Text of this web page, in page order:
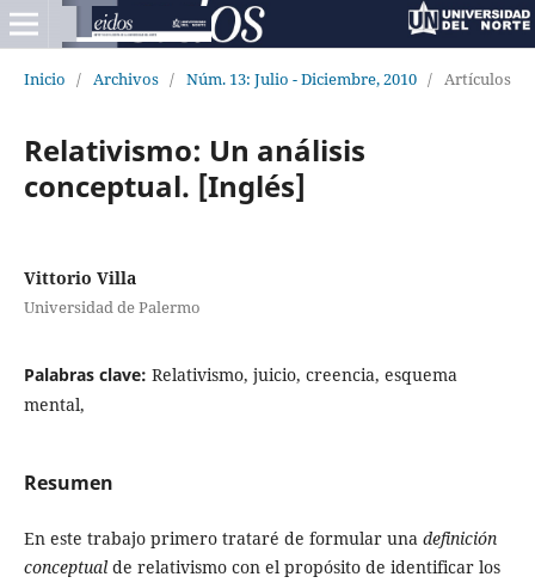
Inicio / Archivos / Núm. 13: Julio - Diciembre, 2010 / Artículos
Relativismo: Un análisis
conceptual. [Inglés]
Vittorio Villa
Universidad de Palermo
Palabras clave: Relativismo, juicio, creencia, esquema
mental,
Resumen
En este trabajo primero trataré de formular una definición
conceptual de relativismo con el propósito de identificar los